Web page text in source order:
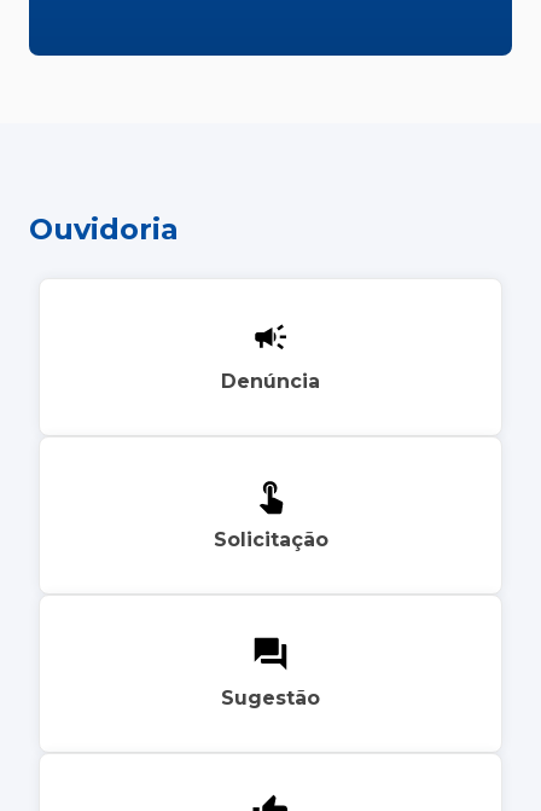
Ouvidoria
Denúncia
Solicitação
Sugestão